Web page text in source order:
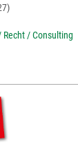
/ Consulting